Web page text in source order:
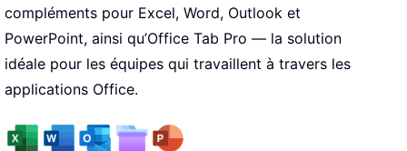
compléments pour Excel, Word, Outlook et
PowerPoint, ainsi qu’Office Tab Pro — la solution
idéale pour les équipes qui travaillent à travers les
applications Office.